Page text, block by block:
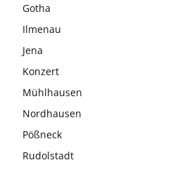
Gotha
Ilmenau
Jena
Konzert
Mühlhausen
Nordhausen
Pößneck
Rudolstadt